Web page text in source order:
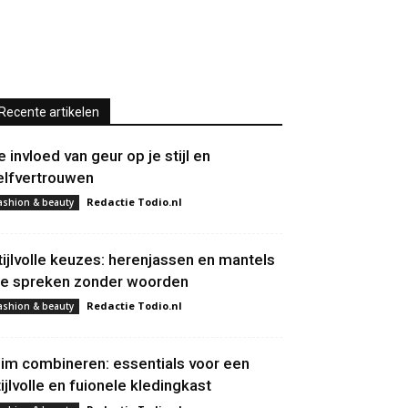
Recente artikelen
invloed van geur op je stijl en
& beauty Redactie Todio.nl
keuzes: herenjassen en mantels
spreken zonder woorden
& beauty Redactie Todio.nl
combineren: essentials voor een
en fuionele kledingkast